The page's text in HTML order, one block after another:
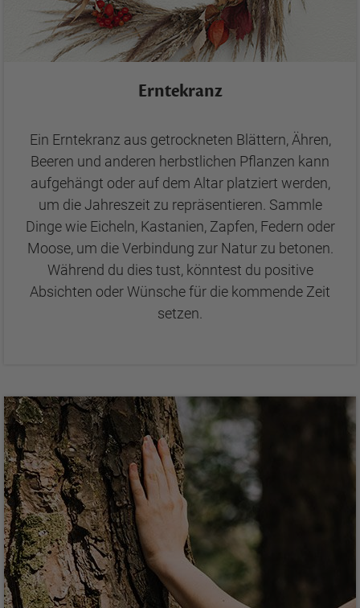
Erntekranz
Ein Erntekranz aus getrockneten Blättern, Ähren,
Beeren und anderen herbstlichen Pflanzen kann
aufgehängt oder auf dem Altar platziert werden,
um die Jahreszeit zu repräsentieren. Sammle
Dinge wie Eicheln, Kastanien, Zapfen, Federn oder
Moose, um die Verbindung zur Natur zu betonen.
Während du dies tust, könntest du positive
Absichten oder Wünsche für die kommende Zeit
setzen.